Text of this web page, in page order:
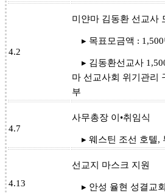
4.2
미얀마 김동환 선교사
▸ 목표모금액 :
▸ 김동환선교사
마 선교사회 위기관리
부
4.7
사무총장 이•취임식
▸ 웨스틴 조선 호텔,
4.13
선교지 마스크 지원
▸ 안성 율현 성결교